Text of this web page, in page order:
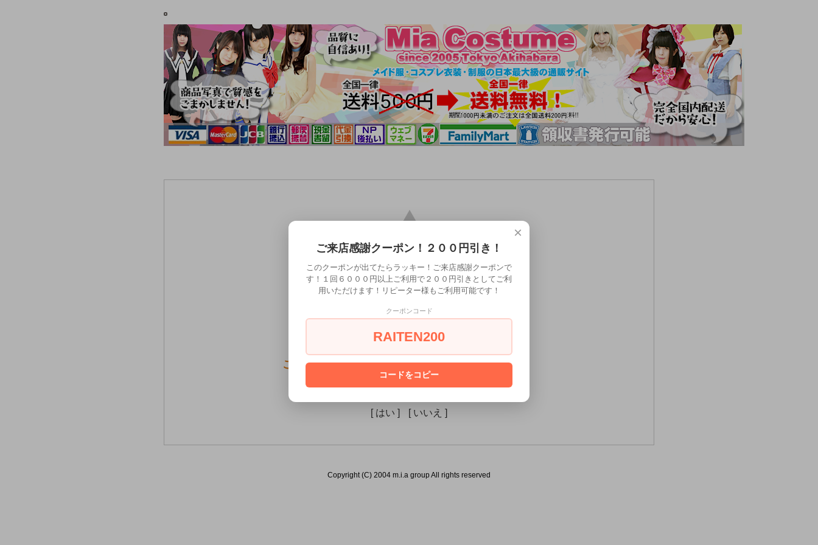
この商品（）は18歳未満の方には販売できません。
[ はい ]
[ いいえ ]
Copyright (C) 2004 m.i.a group All rights reserved
×
ご来店感謝クーポン！２００円引き！
このクーポンが出てたらラッキー！ご来店感謝クーポンで
す！１回６０００円以上ご利用で２００円引きとしてご利
用いただけます！リピーター様もご利用可能です！
クーポンコード
RAITEN200
コードをコピー